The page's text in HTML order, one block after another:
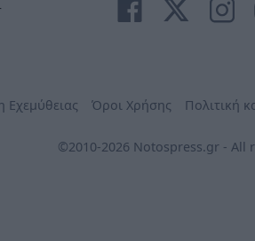
Εχεμύθειας Όροι Χρήσης Πολιτική
©2010-2026 Notospress.gr - All